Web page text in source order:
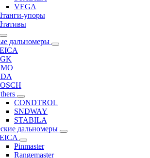
VEGA
упоры
дальномеры
CONDTROL
SNDWAY
STABILA
дальномеры
Pinmaster
Rangemaster